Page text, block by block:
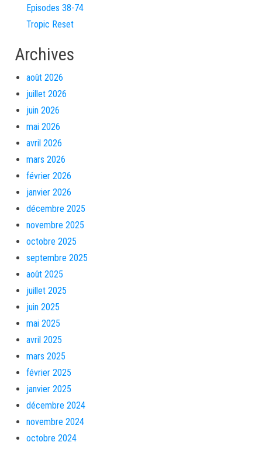
Episodes 38-74
Tropic Reset
Archives
août 2026
juillet 2026
juin 2026
mai 2026
avril 2026
mars 2026
février 2026
janvier 2026
décembre 2025
novembre 2025
octobre 2025
septembre 2025
août 2025
juillet 2025
juin 2025
mai 2025
avril 2025
mars 2025
février 2025
janvier 2025
décembre 2024
novembre 2024
octobre 2024